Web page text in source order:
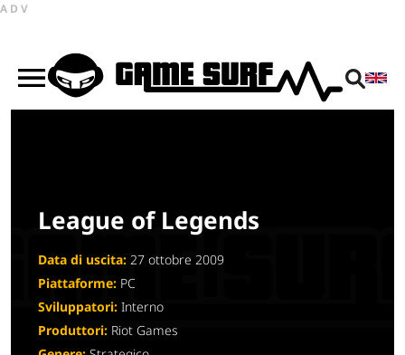
ADV
League of Legends
Data di uscita: 27 ottobre 2009
Piattaforme: PC
Sviluppatori: Interno
Produttori: Riot Games